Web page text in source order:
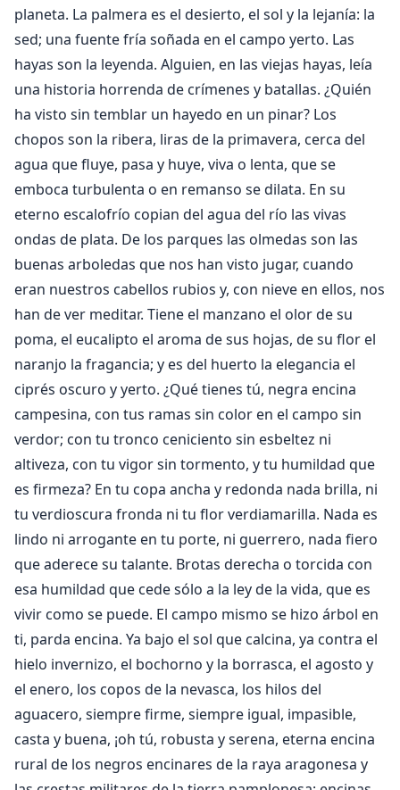
planeta. La palmera es el desierto, el sol y la lejanía: la
sed; una fuente fría soñada en el campo yerto. Las
hayas son la leyenda. Alguien, en las viejas hayas, leía
una historia horrenda de crímenes y batallas. ¿Quién
ha visto sin temblar un hayedo en un pinar? Los
chopos son la ribera, liras de la primavera, cerca del
agua que fluye, pasa y huye, viva o lenta, que se
emboca turbulenta o en remanso se dilata. En su
eterno escalofrío copian del agua del río las vivas
ondas de plata. De los parques las olmedas son las
buenas arboledas que nos han visto jugar, cuando
eran nuestros cabellos rubios y, con nieve en ellos, nos
han de ver meditar. Tiene el manzano el olor de su
poma, el eucalipto el aroma de sus hojas, de su flor el
naranjo la fragancia; y es del huerto la elegancia el
ciprés oscuro y yerto. ¿Qué tienes tú, negra encina
campesina, con tus ramas sin color en el campo sin
verdor; con tu tronco ceniciento sin esbeltez ni
altiveza, con tu vigor sin tormento, y tu humildad que
es firmeza? En tu copa ancha y redonda nada brilla, ni
tu verdioscura fronda ni tu flor verdiamarilla. Nada es
lindo ni arrogante en tu porte, ni guerrero, nada fiero
que aderece su talante. Brotas derecha o torcida con
esa humildad que cede sólo a la ley de la vida, que es
vivir como se puede. El campo mismo se hizo árbol en
ti, parda encina. Ya bajo el sol que calcina, ya contra el
hielo invernizo, el bochorno y la borrasca, el agosto y
el enero, los copos de la nevasca, los hilos del
aguacero, siempre firme, siempre igual, impasible,
casta y buena, ¡oh tú, robusta y serena, eterna encina
rural de los negros encinares de la raya aragonesa y